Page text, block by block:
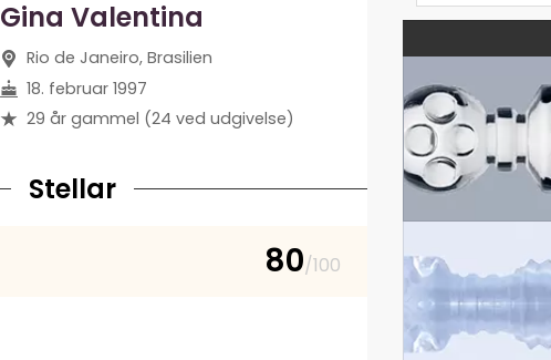
Gina Valentina
Rio de Janeiro, Brasilien
18. februar 1997
29 år gammel (24 ved udgivelse)
Stellar
80/100